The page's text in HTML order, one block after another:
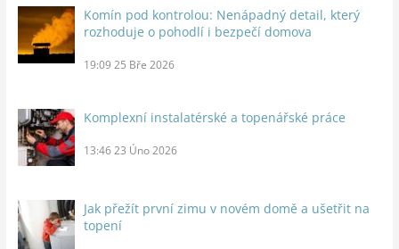
Komín pod kontrolou: Nenápadný detail, který
rozhoduje o pohodlí i bezpečí domova
19:09 25 Bře 2026
Komplexní instalatérské a topenářské práce
13:46 23 Úno 2026
Jak přežít první zimu v novém domě a ušetřit na
topení